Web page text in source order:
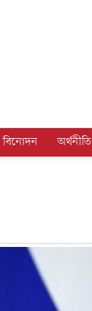
বিনোদন অর্থনীতি